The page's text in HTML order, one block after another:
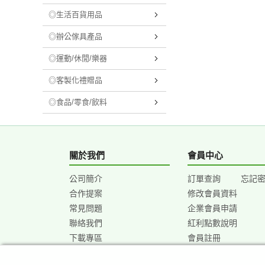
◎生活百貨用品
◎辦公傢具產品
◎運動/休閒/樂器
◎客製化禮贈品
◎食品/零食/飲料
關於我們
公司簡介
合作提案
常見問題
聯絡我們
下載專區
會員中心
訂單查詢
修改會員資料
企業會員申請
紅利點數說明
會員註冊
忘記